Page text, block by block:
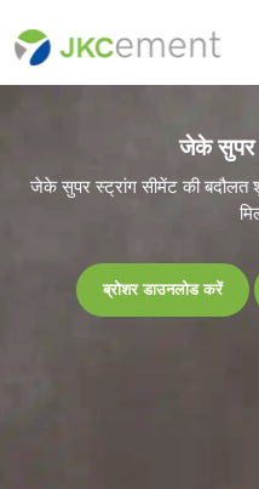
जेके सुपर
जेके सुपर स्ट्रांग सीमेंट की बदौलत
ब्रोशर डाउनलोड करें